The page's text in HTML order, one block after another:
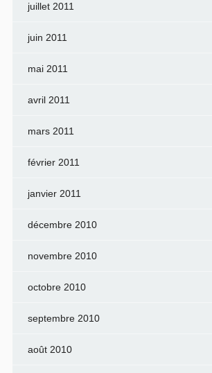
juillet 2011
juin 2011
mai 2011
avril 2011
mars 2011
février 2011
janvier 2011
décembre 2010
novembre 2010
octobre 2010
septembre 2010
août 2010